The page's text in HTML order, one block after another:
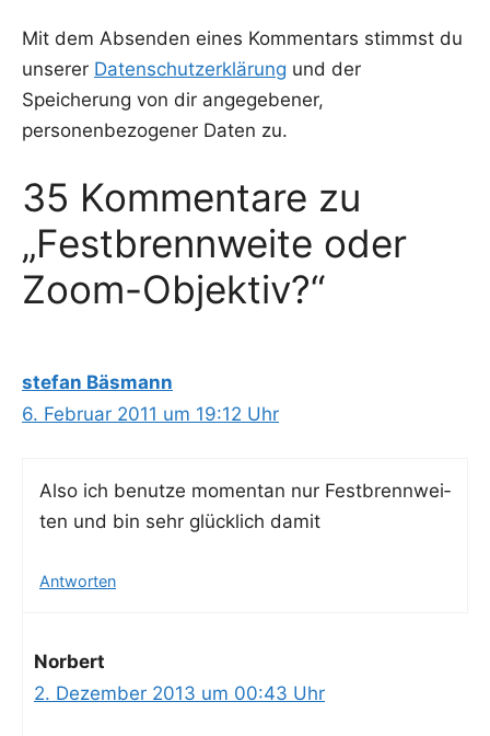
Mit dem Absenden eines Kommentars stimmst du
unserer Datenschutzerklärung und der
Speicherung von dir angegebener,
personenbezogener Daten zu.
35 Kommentare zu
„Festbrennweite oder
Zoom-Objektiv?“
stefan Bäsmann
6. Februar 2011 um 19:12 Uhr
Also ich benut­ze momen­tan nur Fest­brenn­wei­
ten und bin sehr glück­lich damit
Antworten
Norbert
2. Dezember 2013 um 00:43 Uhr